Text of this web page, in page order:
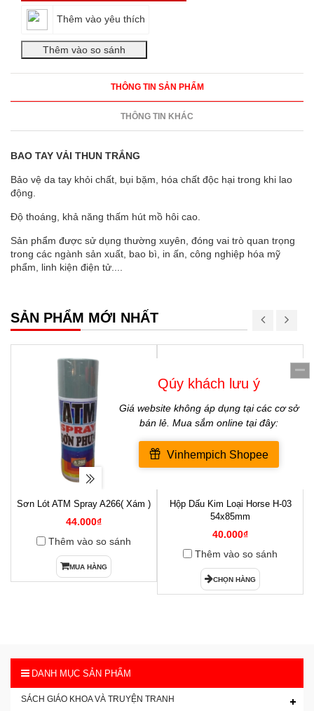
Thêm vào yêu thích
THÔNG TIN SẢN PHẨM
THÔNG TIN KHÁC
BAO TAY VẢI THUN TRẮNG
Bảo vệ da tay khỏi chất, bụi bặm, hóa chất độc hại trong khi lao
động.
Độ thoáng, khả năng thấm hút mồ hôi cao.
Sản phẩm được sử dụng thường xuyên, đóng vai trò quan trọng
trong các ngành sản xuất, bao bì, in ấn, công nghiệp hóa mỹ
phẩm, linh kiện điện tử....
SẢN PHẨM MỚI NHẤT
Sơn Lót ATM Spray A266( Xám )
44.000₫
Thêm vào so sánh
MUA HÀNG
Hộp Dấu Kim Loại Horse H-03
54x85mm
40.000₫
Thêm vào so sánh
CHỌN HÀNG
DANH MỤC SẢN PHẨM
SÁCH GIÁO KHOA VÀ TRUYỆN TRANH